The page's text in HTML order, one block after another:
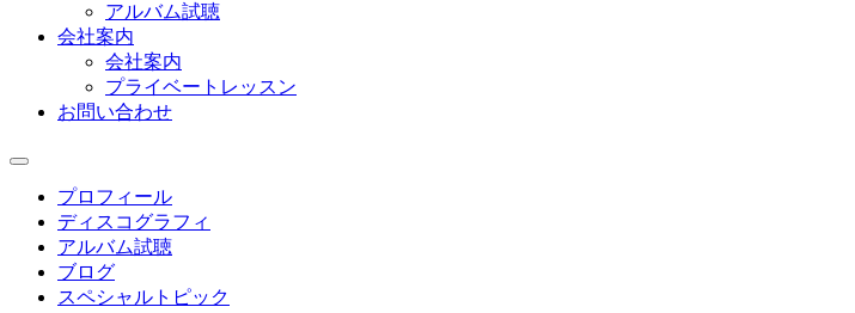
アルバム試聴
会社案内
会社案内
プライベートレッスン
お問い合わせ
プロフィール
ディスコグラフィ
アルバム試聴
ブログ
スペシャルトピック